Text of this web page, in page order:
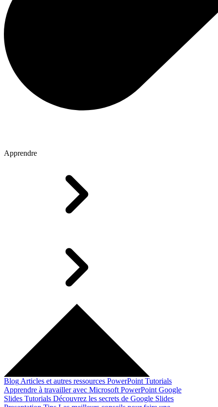
Apprendre
Blog Articles et autres ressources PowerPoint Tutorials
Apprendre à travailler avec Microsoft PowerPoint Google
Slides Tutorials Découvrez les secrets de Google Slides